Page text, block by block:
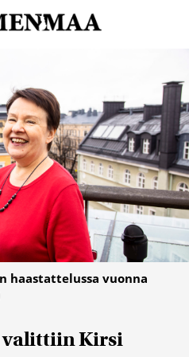
haastattelussa vuonna
valittiin Kirsi